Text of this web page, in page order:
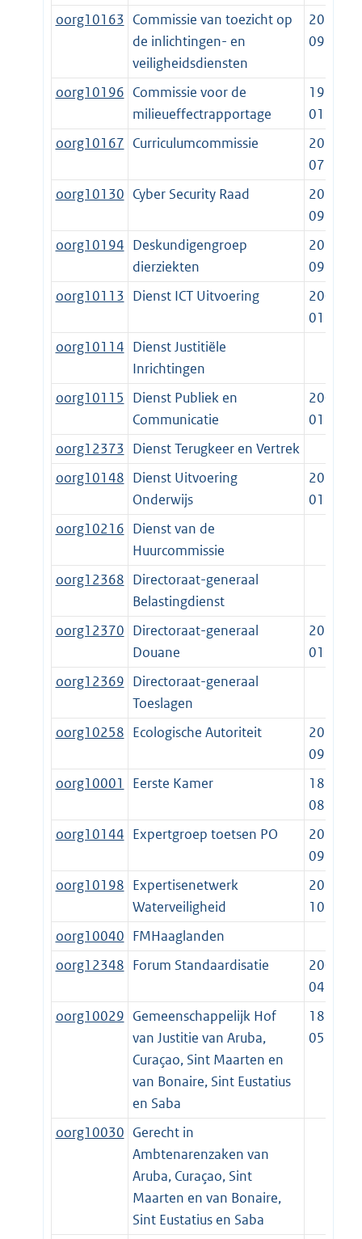
oorg10163 Commissie van toezicht op
de inlichtingen- en
veiligheidsdiensten
2017-
09-01
oorg10196 Commissie voor de
milieueffectrapportage
1994-
01-01
oorg10167 Curriculumcommissie
2020-
07-28
oorg10130 Cyber Security Raad
2012-
09-04
oorg10194 Deskundigengroep
dierziekten
2013-
09-24
oorg10113 Dienst ICT Uitvoering
2005-
01-01
oorg10114 Dienst Justitiële
Inrichtingen
oorg10115 Dienst Publiek en
Communicatie
2006-
01-01
oorg12373 Dienst Terugkeer en Vertrek
oorg10148 Dienst Uitvoering
Onderwijs
2010-
01-01
oorg10216 Dienst van de
Huurcommissie
oorg12368 Directoraat-generaal
Belastingdienst
oorg12370 Directoraat-generaal
Douane
2021-
01-01
oorg12369 Directoraat-generaal
Toeslagen
oorg10258 Ecologische Autoriteit
2022-
09-19
oorg10001
Eerste Kamer
1815-
08-24
oorg10144 Expertgroep toetsen PO
2014-
09-19
oorg10198 Expertisenetwerk
Waterveiligheid
2014-
10-23
oorg10040 FMHaaglanden
oorg12348 Forum Standaardisatie
2006-
04-09
oorg10029 Gemeenschappelijk Hof
van Justitie van Aruba,
Curaçao, Sint Maarten en
van Bonaire, Sint Eustatius
en Saba
1869-
05-01
oorg10030 Gerecht in
Ambtenarenzaken van
Aruba, Curaçao, Sint
Maarten en van Bonaire,
Sint Eustatius en Saba